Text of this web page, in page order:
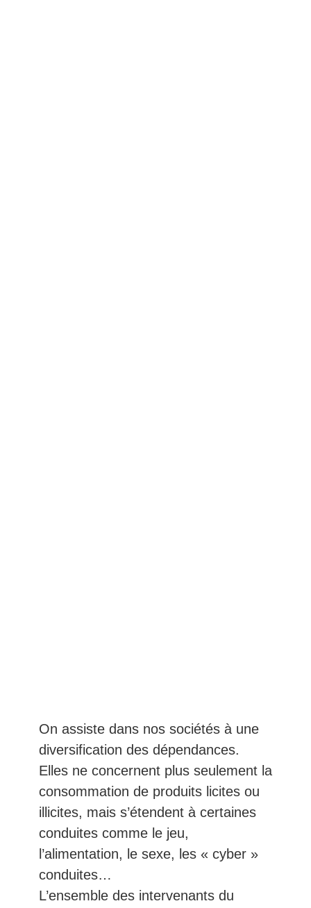
On assiste dans nos sociétés à une
diversification des dépendances.
Elles ne concernent plus seulement la
consommation de produits licites ou
illicites, mais s’étendent à certaines
conduites comme le jeu,
l’alimentation, le sexe, les « cyber »
conduites…
L’ensemble des intervenants du